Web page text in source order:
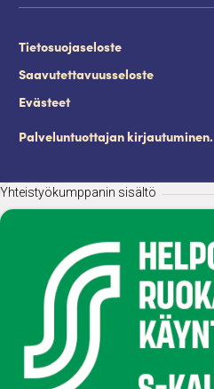
Tietosuojaseloste
Saavutettavuusseloste
Evästeet
Palveluntuottajan kirjautuminen.
Yhteistyökumppanin sisältö